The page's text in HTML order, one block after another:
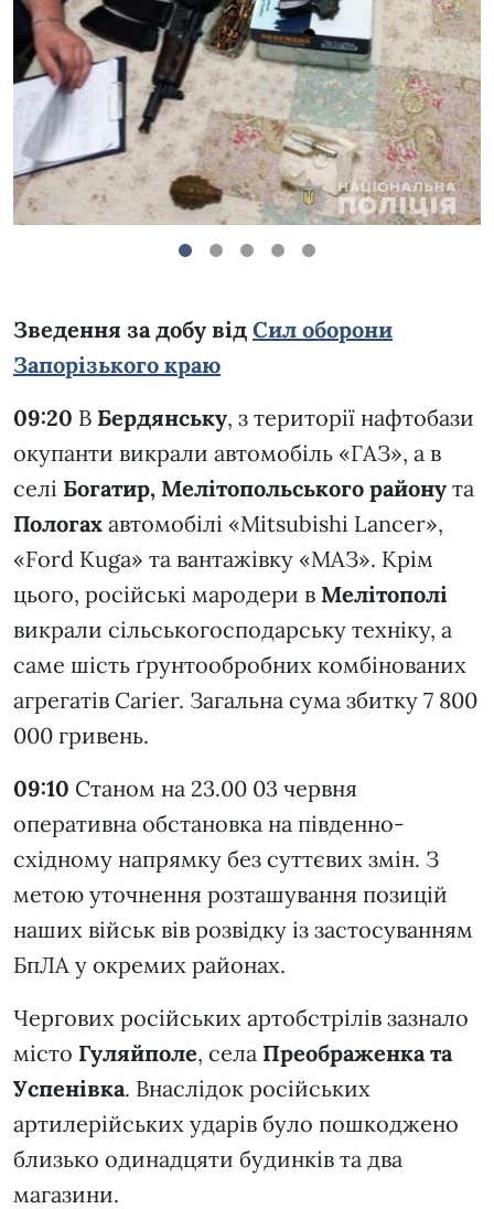
Зведення за добу від Сил оборони
Запорізького краю
09:20 В Бердянську, з території нафтобази
окупанти викрали автомобіль «ГАЗ», а в
селі Богатир, Мелітопольського району та
Пологах автомобілі «Mitsubishi Lancer»,
«Ford Kuga» та вантажівку «МАЗ». Крім
цього, російські мародери в Мелітополі
викрали сільськогосподарську техніку, а
саме шість ґрунтообробних комбінованих
агрегатів Carier. Загальна сума збитку 7 800
000 гривень.
09:10 Станом на 23.00 03 червня
оперативна обстановка на південно-
східному напрямку без суттєвих змін. З
метою уточнення розташування позицій
наших військ вів розвідку із застосуванням
БпЛА у окремих районах.
Чергових російських артобстрілів зазнало
місто Гуляйполе, села Преображенка та
Успенівка. Внаслідок російських
артилерійських ударів було пошкоджено
близько одинадцяти будинків та два
магазини.